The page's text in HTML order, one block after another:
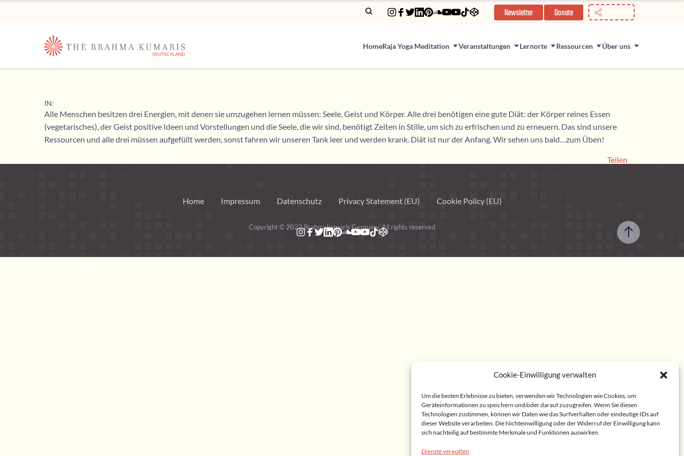
Cookie-Einwilligung verwalten
Um die besten Erlebnisse zu bieten, verwenden wir Technologien wie Cookies, um
Geräteinformationen zu speichern und/oder darauf zuzugreifen. Wenn Sie diesen
Technologien zustimmen, können wir Daten wie das Surfverhalten oder eindeutige IDs auf
dieser Website verarbeiten. Die Nichteinwilligung oder der Widerruf der Einwilligung kann
sich nachteilig auf bestimmte Merkmale und Funktionen auswirken.
Dienste verwalten
Newsletter Donate
HomeRaja Yoga Meditation Veranstaltungen Lernorte Ressourcen Über uns
IN:
Alle Menschen besitzen drei Energien, mit denen sie umzugehen lernen müssen: Seele, Geist und Körper. Alle drei benötigen eine gute Diät: der Körper reines Essen
(vegetarisches), der Geist positive Ideen und Vorstellungen und die Seele, die wir sind, benötigt Zeiten in Stille, um sich zu erfrischen und zu erneuern. Das sind unsere
Ressourcen und alle drei müssen aufgefüllt werden, sonst fahren wir unseren Tank leer und werden krank. Diät ist nur der Anfang. Wir sehen uns bald…zum Üben!
Teilen
Home Impressum Datenschutz Privacy Statement (EU) Cookie Policy (EU)
Copyright © 2022 Brahmakumaris Germany. All rights reserved